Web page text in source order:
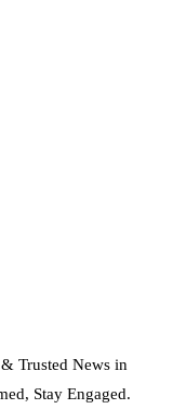
Trusted News in
Stay Engaged.